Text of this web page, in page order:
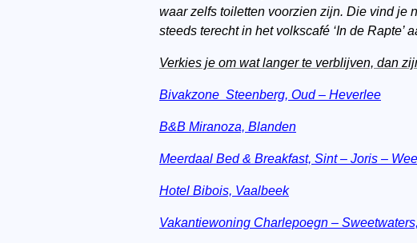
waar zelfs toiletten voorzien zijn. Die vind je
steeds terecht in het volkscafé ‘In de
Verkies je om wat langer te verblijven, dan
Bivakzone Steenberg, Oud – Heverlee
B&B Miranoza, Blanden
Meerdaal Bed & Breakfast, Sint – Joris –
Hotel Bibois, Vaalbeek
Vakantiewoning Charlepoegn –